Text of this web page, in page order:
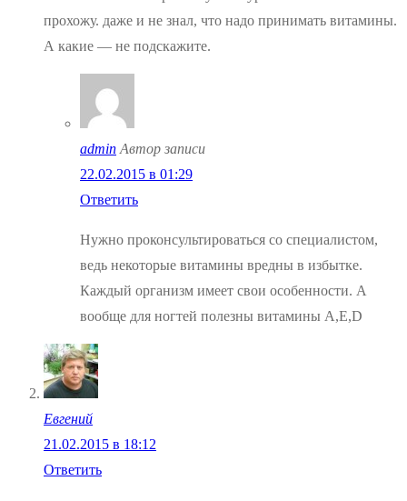
прохожу. даже и не знал, что надо принимать витамины.
А какие — не подскажите.
admin Автор записи
22.02.2015 в 01:29
Ответить
Нужно проконсультироваться со специалистом,
ведь некоторые витамины вредны в избытке.
Каждый организм имеет свои особенности. А
вообще для ногтей полезны витамины А,Е,D
Евгений
21.02.2015 в 18:12
Ответить